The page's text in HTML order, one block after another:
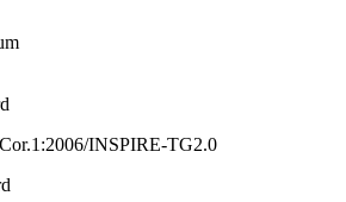
INSPIRE-TG2.0